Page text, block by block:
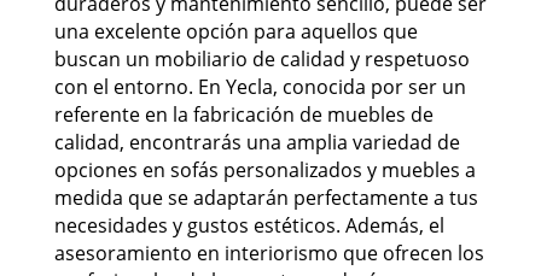
una excelente opción para aquellos que
buscan un mobiliario de calidad y respetuoso
con el entorno. En Yecla, conocida por ser un
referente en la fabricación de muebles de
calidad, encontrarás una amplia variedad de
opciones en sofás personalizados y muebles a
medida que se adaptarán perfectamente a tus
necesidades y gustos estéticos. Además, el
asesoramiento en interiorismo que ofrecen los